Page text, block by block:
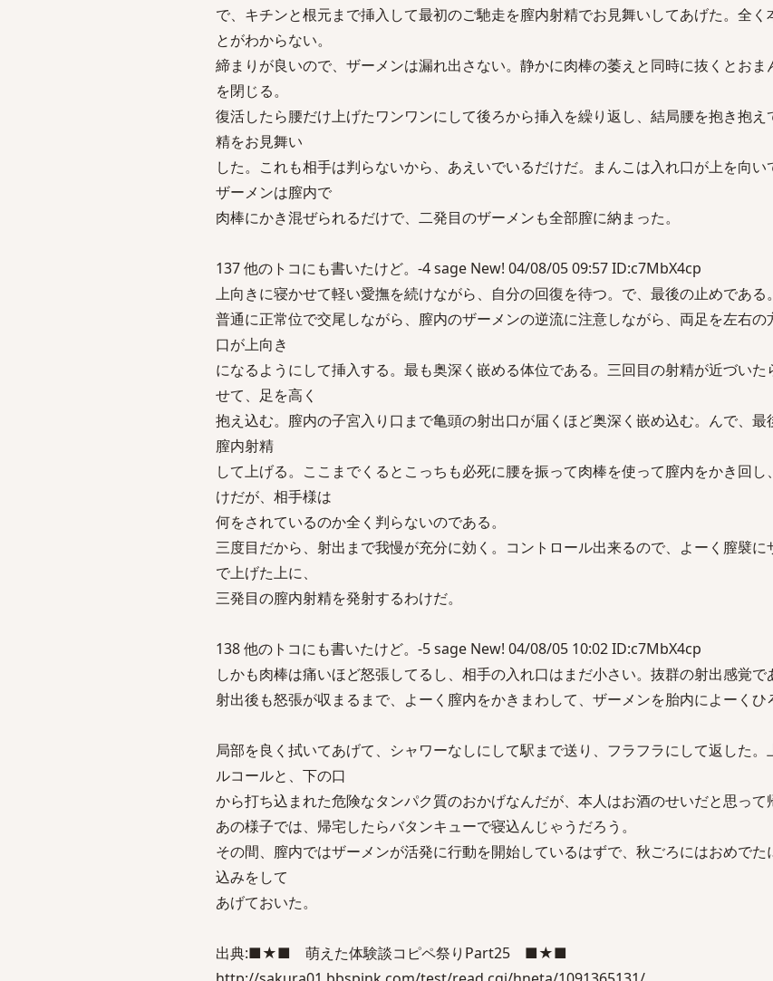
で、キチンと根元まで挿入して最初のご馳走を膣内射精でお見舞いしてあげた。全く
とがわからない。
締まりが良いので、ザーメンは漏れ出さない。静かに肉棒の萎えと同時に抜くとおま
を閉じる。
復活したら腰だけ上げたワンワンにして後ろから挿入を繰り返し、結局腰を抱き抱え
精をお見舞い
した。これも相手は判らないから、あえいでいるだけだ。まんこは入れ口が上を向
ザーメンは膣内で
肉棒にかき混ぜられるだけで、二発目のザーメンも全部膣に納まった。
137 他のトコにも書いたけど。-4 sage New! 04/08/05 09:57 ID:c7MbX4cp
上向きに寝かせて軽い愛撫を続けながら、自分の回復を待つ。で、最後の止めである。
普通に正常位で交尾しながら、膣内のザーメンの逆流に注意しながら、両足を左右の
口が上向き
になるようにして挿入する。最も奥深く嵌める体位である。三回目の射精が近づいた
せて、足を高く
抱え込む。膣内の子宮入り口まで亀頭の射出口が届くほど奥深く嵌め込む。んで、最
膣内射精
して上げる。ここまでくるとこっちも必死に腰を振って肉棒を使って膣内をかき回し
けだが、相手様は
何をされているのか全く判らないのである。
三度目だから、射出まで我慢が充分に効く。コントロール出来るので、よーく膣襞に
で上げた上に、
三発目の膣内射精を発射するわけだ。
138 他のトコにも書いたけど。-5 sage New! 04/08/05 10:02 ID:c7MbX4cp
しかも肉棒は痛いほど怒張してるし、相手の入れ口はまだ小さい。抜群の射出感覚で
射出後も怒張が収まるまで、よーく膣内をかきまわして、ザーメンを胎内によーくひ
局部を良く拭いてあげて、シャワーなしにして駅まで送り、フラフラにして返した。
ルコールと、下の口
から打ち込まれた危険なタンパク質のおかげなんだが、本人はお酒のせいだと思って
あの様子では、帰宅したらバタンキューで寝込んじゃうだろう。
その間、膣内ではザーメンが活発に行動を開始しているはずで、秋ごろにはおめでた
込みをして
あげておいた。
出典:■★■ 萌えた体験談コピペ祭りPart25 ■★■